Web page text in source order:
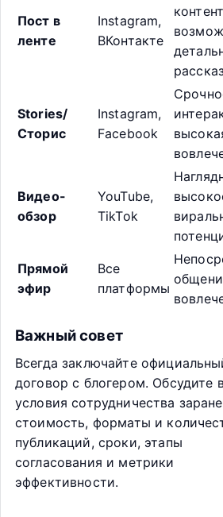
Пост в
ленте
Instagram,
ВКонтакте
Stories/
Сторис
Instagram,
Facebook
Видео-
обзор
YouTube,
TikTok
Прямой
эфир
Все
платформы
Важный совет
Всегда заключайте
договор с блогером. Обсудите
условия сотрудничества
стоимость, форматы и
публикаций, сроки, этапы
согласования и метрики
эффективности.